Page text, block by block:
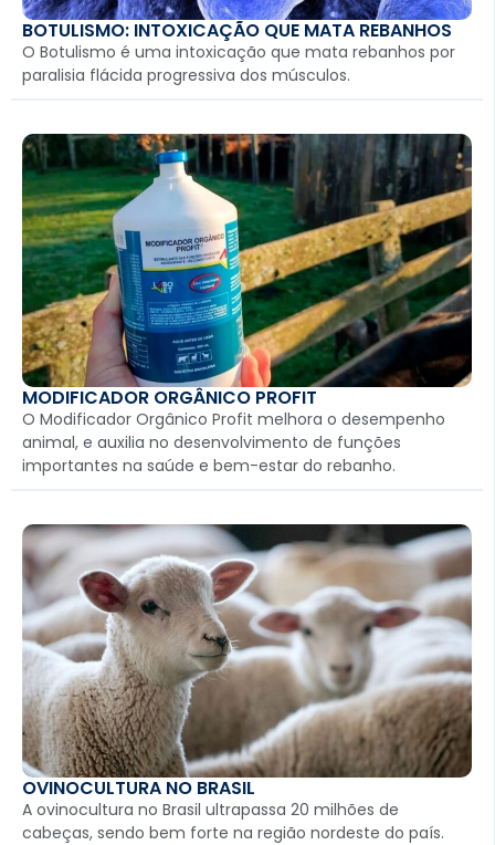
BOTULISMO: INTOXICAÇÃO QUE MATA REBANHOS
O Botulismo é uma intoxicação que mata rebanhos por
paralisia flácida progressiva dos músculos.
MODIFICADOR ORGÂNICO PROFIT
O Modificador Orgânico Profit melhora o desempenho
animal, e auxilia no desenvolvimento de funções
importantes na saúde e bem-estar do rebanho.
OVINOCULTURA NO BRASIL
A ovinocultura no Brasil ultrapassa 20 milhões de
cabeças, sendo bem forte na região nordeste do país.